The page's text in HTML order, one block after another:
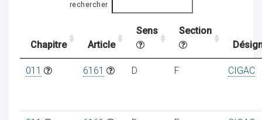
rechercher
Chapitre Article
Sens
Section
011 6161 D F CIGAC